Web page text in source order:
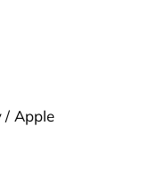
/ Apple